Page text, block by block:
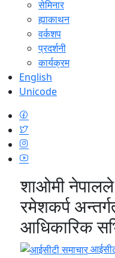
सेमिनार
ह्याकाथन
वर्कशप
प्रदर्शनी
कार्यक्रम
English
Unicode
शाओमी नेपालले
रमेशकर्प
आधिकारिक